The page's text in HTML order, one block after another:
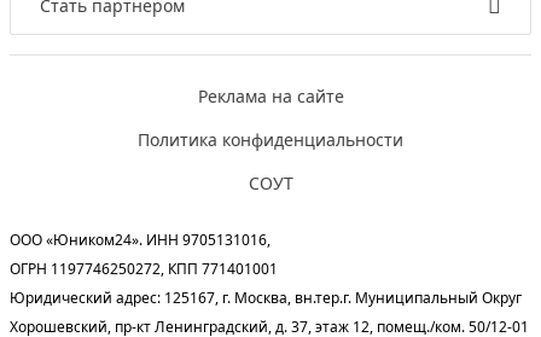
Стать партнером
Реклама на сайте
Политика конфиденциальности
СОУТ
ООО «Юником24». ИНН 9705131016,
ОГРН 1197746250272, КПП 771401001
Юридический адрес: 125167, г. Москва, вн.тер.г. Муниципальный Округ
Хорошевский, пр-кт Ленинградский, д. 37, этаж 12, помещ./ком. 50/12-01